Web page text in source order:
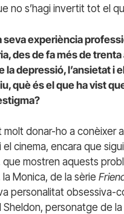
no s’hagi invertit tot el
seva experiència
des de fa més de trenta
la depressió, l’ansietat i
què és el que ha vist
molt donar-ho a conèixer
el cinema, encara que
mostren aquests
Monica, de la sèrie
personalitat obsessiva-
Sheldon, personatge de la